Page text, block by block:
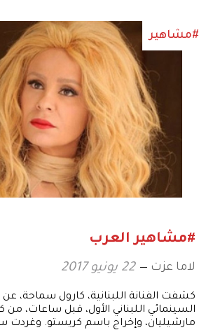
#مشاهير
#مشاهير العرب
لاما عزت 22 يونيو 2017
كشفت الفنانة اللبنانية، كارول سماحة،
السينمائي اللبناني الأول، قبل ساعات، من
مارشيليان، وإخراج باسم كريستو.